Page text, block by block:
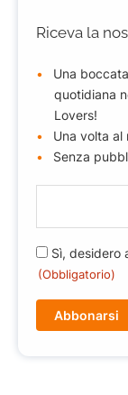
Riceva la
Una
quotidiana
Lovers!
Una volta al
Senza
a
l
R
G
(
Sì, desidero
(Obbligatorio)